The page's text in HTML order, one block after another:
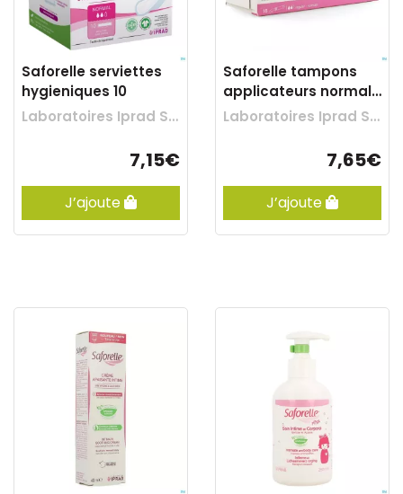
Saforelle serviettes
hygieniques 10
Laboratoires Iprad Sante
7,15€
J’ajoute
Saforelle tampons
applicateurs normal
16
Laboratoires Iprad Sante
7,65€
J’ajoute